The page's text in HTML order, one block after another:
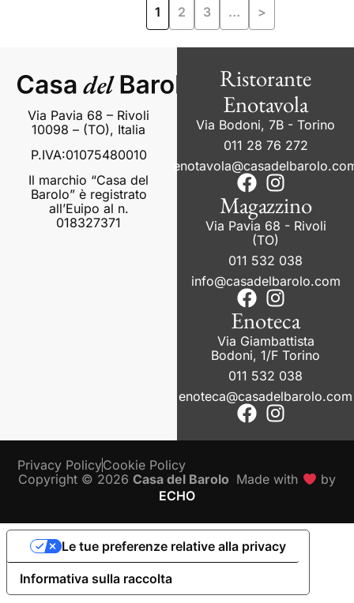
1 2 3 … >
Via Pavia 68 – Rivoli
10098 – (TO), Italia
P.IVA:01075480010
Il marchio “Casa del
Barolo” è registrato
all’Euipo al n.
018327371
Ristorante
Enotavola
Via Bodoni, 7B - Torino
011 28 76 272
Magazzino
Via Pavia 68 - Rivoli
(TO)
011 532 038
info@casadelbarolo.com
Enoteca
Via Giambattista
Bodoni, 1/F Torino
011 532 038
enoteca@casadelbarolo.com
Copyright © 2026Casa del Barolo Made with
by
ECHO
Privacy PolicyCookie Policy
Informativa sulla raccolta
Le tue preferenze relative alla privacy